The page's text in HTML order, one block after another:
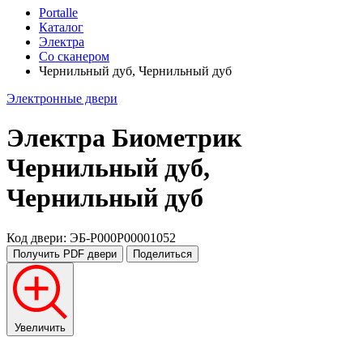
Portalle
Каталог
Электра
Со сканером
Чернильный дуб, Чернильный дуб
Электронные двери
Электра Биометрик
Чернильный дуб,
Чернильный дуб
Код двери: ЭБ-P000P00001052
Получить PDF двери Поделиться
Увеличить